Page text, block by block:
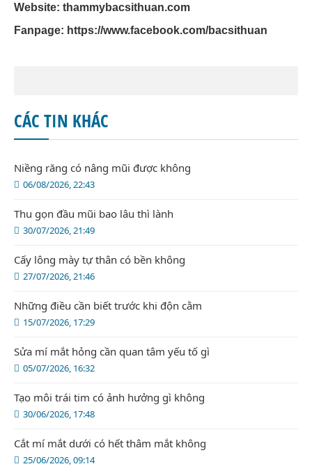
Website: thammybacsithuan.com
Fanpage: https://www.facebook.com/bacsithuan
CÁC TIN KHÁC
06/08/2026, 22:43
Niềng răng có nâng mũi được không
30/07/2026, 21:49
Thu gọn đầu mũi bao lâu thì lành
27/07/2026, 21:46
Cấy lông mày tự thân có bền không
15/07/2026, 17:29
Những điều cần biết trước khi độn cằm
05/07/2026, 16:32
Sửa mí mắt hỏng cần quan tâm yếu tố gì
30/06/2026, 17:48
Tạo môi trái tim có ảnh hưởng gì không
25/06/2026, 09:14
Cắt mí mắt dưới có hết thâm mắt không